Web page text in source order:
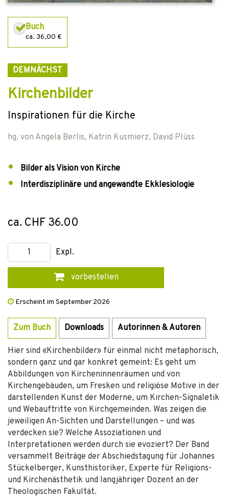
Buch
ca. 36,00 €
DEMNÄCHST
Kirchenbilder
Inspirationen für die Kirche
hg. von Angela Berlis, Katrin Kusmierz, David Plüss
Bilder als Vision von Kirche
Interdisziplinäre und angewandte Ekklesiologie
ca. CHF 36.00
Expl.
vorbestellen
Erscheint im September 2026
Zum Buch Downloads Autorinnen & Autoren
Hier sind «Kirchenbilder» für einmal nicht metaphorisch,
sondern ganz und gar konkret gemeint: Es geht um
Abbildungen von Kircheninnenräumen und von
Kirchengebäuden, um Fresken und religiöse Motive in der
darstellenden Kunst der Moderne, um Kirchen-Signaletik
und Webauftritte von Kirchgemeinden. Was zeigen die
jeweiligen An-Sichten und Darstellungen – und was
verdecken sie? Welche Assoziationen und
Interpretationen werden durch sie evoziert? Der Band
versammelt Beiträge der Abschiedstagung für Johannes
Stückelberger, Kunsthistoriker, Experte für Religions-
und Kirchenästhetik und langjähriger Dozent an der
Theologischen Fakultät.